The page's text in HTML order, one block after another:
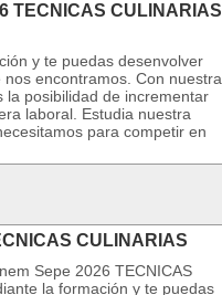
TECNICAS CULINARIAS
y te puedas desenvolver
encontramos. Con nuestra
la posibilidad de incrementar
laboral. Estudia nuestra
para competir en
CULINARIAS
Sepe 2026 TECNICAS
la formación y te puedas